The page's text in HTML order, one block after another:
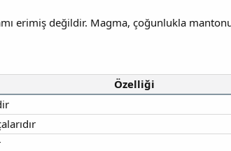
erimiş değildir. Magma, çoğunlukla
Özelliği